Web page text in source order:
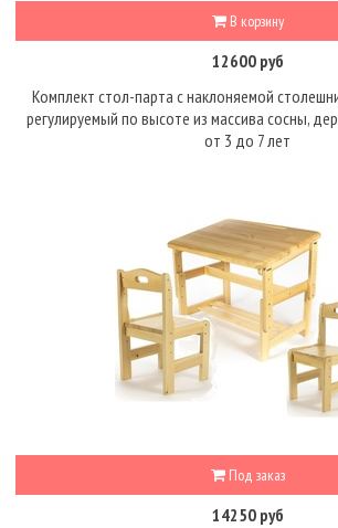
В корзину
12600 руб
Комплект стол-парта с наклоняемой
регулируемый по высоте из массива сосны,
от 3 до 7 лет
Под заказ
14250 руб